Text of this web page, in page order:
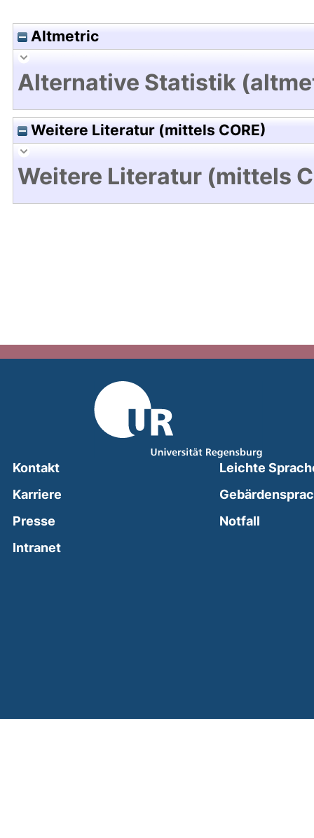
Altmetric
Alternative Statistik
Weitere Literatur (mittels CORE)
Weitere Literatur (mittels
Kontakt
Karriere
Presse
Intranet(external link, opens in a new window)
Leichte
Notfall